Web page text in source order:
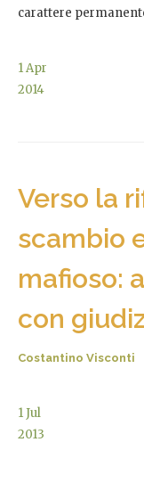
carattere
1Apr
2014
Verso la
scambio
mafioso:
con
Costantino Visconti
1Jul
2013